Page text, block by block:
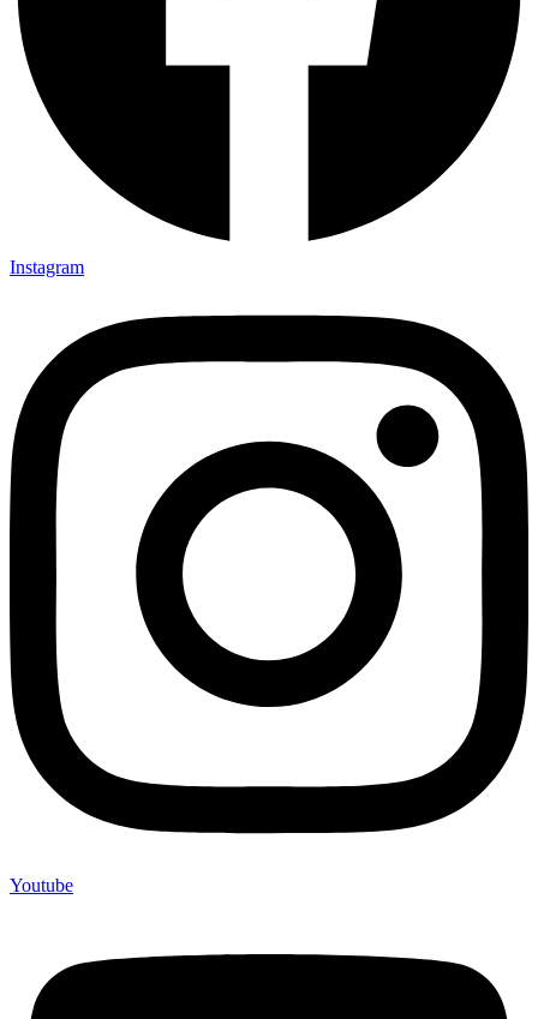
Instagram
Youtube